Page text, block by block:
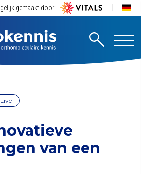
gemaakt door:
van een